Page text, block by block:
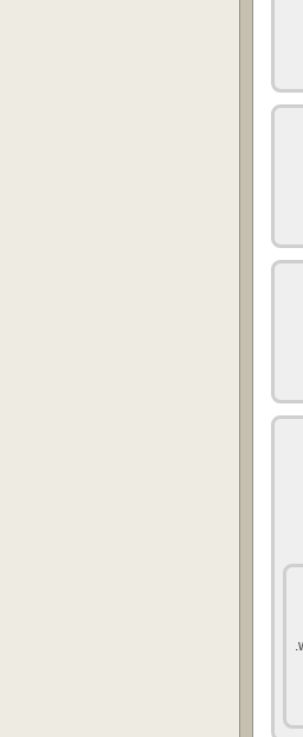
اون بیشتر بر میگرده به بحث development و test و برنامه windows insider program.